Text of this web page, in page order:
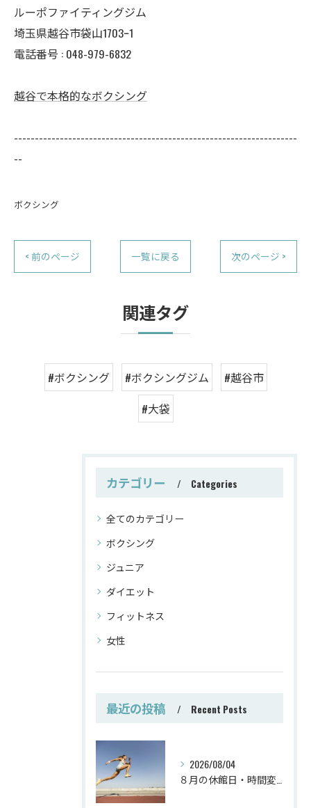
ルーポファイティングジム
埼玉県越谷市袋山1703ｰ1
電話番号 : 048-979-6832
越谷で本格的なボクシング
--------------------------------------------------------------------
--
ボクシング
< 前のページ 一覧に戻る 次のページ >
関連タグ
#ボクシング #ボクシングジム
#越谷市
#大袋
カテゴリー Categories
全てのカテゴリー
ボクシング
ジュニア
ダイエット
フィットネス
女性
最近の投稿 Recent Posts
2026/08/04